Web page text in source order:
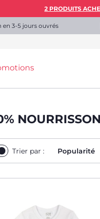
2 PRODUITS
en 3-5 jours ouvrés
NOURRISSON
Trier par : Popularité